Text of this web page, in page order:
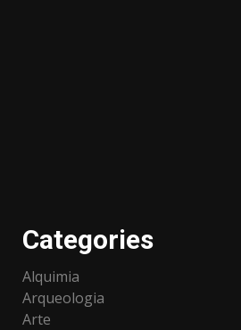
Categories
Alquimia
Arqueologia
Arte